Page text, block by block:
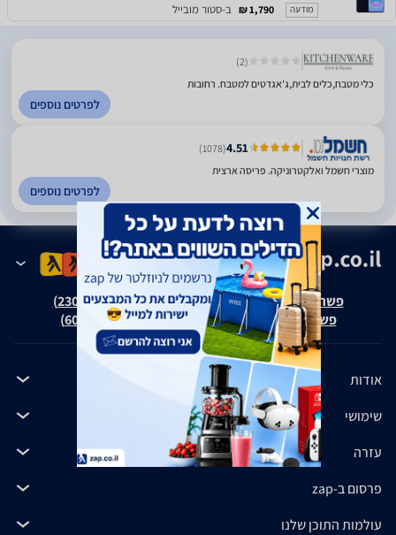
מודעה 1,790 ₪ ב-סטור מובייל
(2)
כלי מטבח,כלים לבית,ג'אגדטים למטבח. רחובות
לפרטים נוספים
4.51
(1078)
מוצרי חשמל ואלקטרוניקה. פריסה ארצית
לפרטים נוספים
פשרה בת"צ אבנצ'יק נ' זאפ גרופ (ת"צ 23008-08-20)
פשרה בת"צ כהנים נ' זאפ גרופ (ת"צ 60371-12-19)
אודות
שימושי
עזרה
פרסום ב-zap
עולמות התוכן שלנו